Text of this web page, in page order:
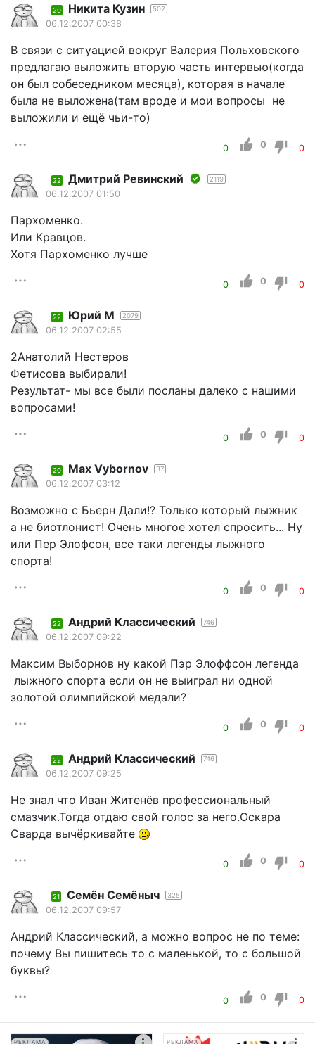
20 Никита Кузин 502
06.12.2007 00:38
В связи с ситуацией вокруг Валерия Польховского
предлагаю выложить вторую часть интервью(когда
он был собеседником месяца), которая в начале
была не выложена(там вроде и мои вопросы не
выложили и ещё чьи-то)
0 0 0
22 Дмитрий Ревинский 2119
06.12.2007 01:50
Пархоменко.
Или Кравцов.
Хотя Пархоменко лучше
0 0 0
22 Юрий М 2079
06.12.2007 02:55
2Aнатолий Нестеров
Фетисова выбирали!
Результат- мы все были посланы далеко с нашими
вопросами!
0 0 0
20 Мax Vybornov 37
06.12.2007 03:12
Возможно с Бьерн Дали!? Только который лыжник
а не биотлонист! Очень многое хотел спросить... Ну
или Пер Элофсон, все таки легенды лыжного
спорта!
0 0 0
22 Андрий Классический 746
06.12.2007 09:22
Максим Выборнов ну какой Пэр Элоффсон легенда
лыжного спорта если он не выиграл ни одной
золотой олимпийской медали?
0 0 0
22 Андрий Классический 746
06.12.2007 09:25
Не знал что Иван Житенёв профессиональный
смазчик.Тогда отдаю свой голос за него.Оскара
Сварда вычёркивайте
0 0 0
21 Семён Семёныч 325
06.12.2007 09:57
Андрий Классический, а можно вопрос не по теме:
почему Вы пишитесь то с маленькой, то с большой
буквы?
0 0 0
РЕКЛАМА РЕКЛАМА